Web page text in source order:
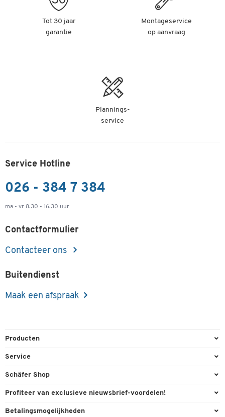
Tot 30 jaar
garantie
Montageservice
op aanvraag
Plannings-
service
Service Hotline
026 - 384 7 384
ma - vr 8.30 - 16.30 uur
Contactformulier
Contacteer ons
Buitendienst
Maak een afspraak
Producten
Kantoorbenodigdheden
Milieutechniek
Service
Bestelling herroepen
Schäfer Shop
Algemene voorwaarden
Profiteer van exclusieve nieuwsbrief-voordelen!
Welkomstgeschenk
Betalingsmogelijkheden